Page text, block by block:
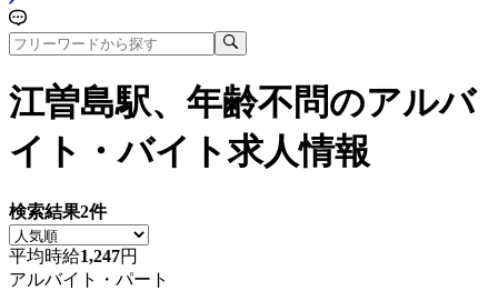
江曽島駅、年齢不問のアルバ
イト・バイト求人情報
検索結果2件
平均時給1,247円
アルバイト・パート